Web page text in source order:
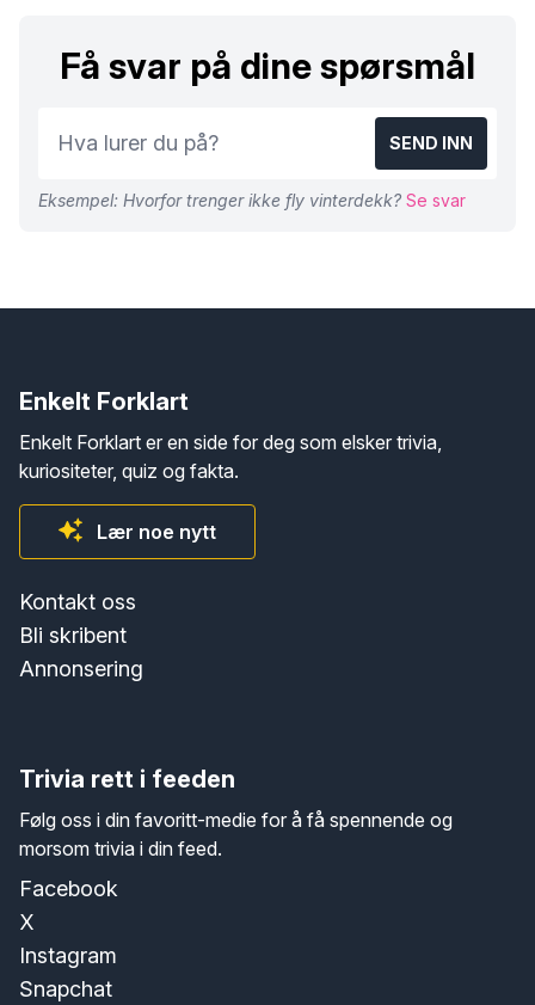
Få svar på dine spørsmål
SEND INN
Eksempel: Hvorfor trenger ikke fly vinterdekk? Se svar
Enkelt Forklart
Enkelt Forklart er en side for deg som elsker trivia,
kuriositeter, quiz og fakta.
Lær noe nytt
Kontakt oss
Bli skribent
Annonsering
Trivia rett i feeden
Følg oss i din favoritt-medie for å få spennende og
morsom trivia i din feed.
Facebook
X
Instagram
Snapchat